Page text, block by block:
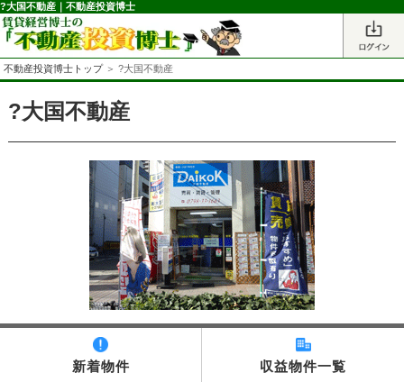
?大国不動産｜不動産投資博士
不動産投資博士トップ＞ ?大国不動産
?大国不動産
新着物件 収益物件一覧